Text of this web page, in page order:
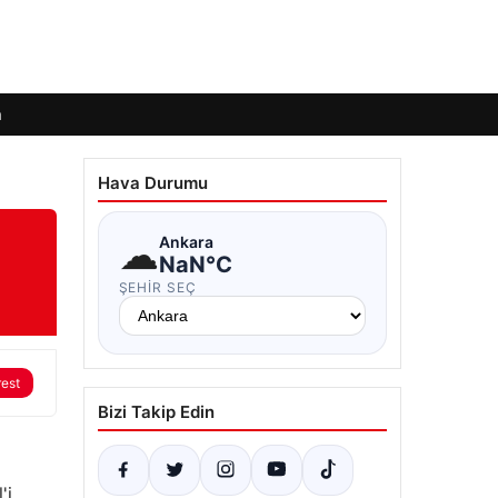
Hava Durumu
☁Ankara
NaN°C
ŞEHIR SEÇ
Bizi Takip Edin